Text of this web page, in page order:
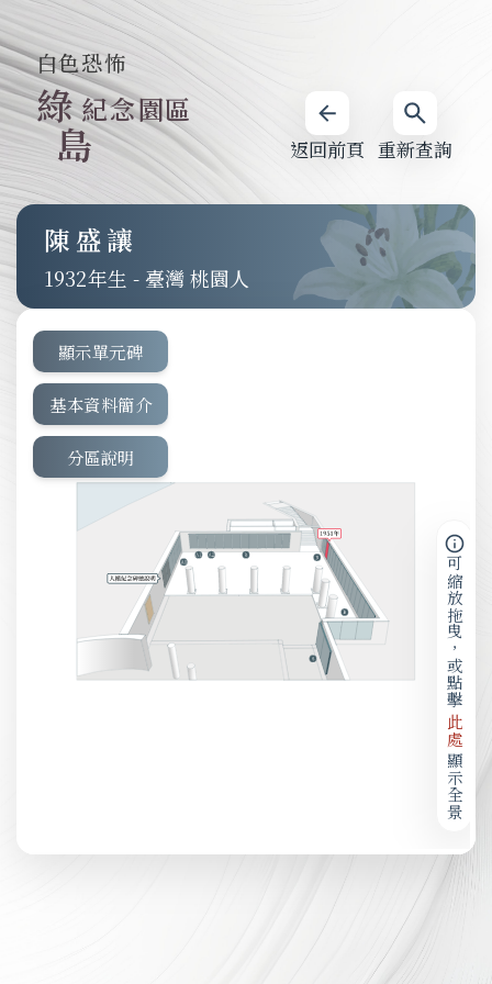
重新查詢
返回前頁
白色恐怖
綠
島
紀念園區
陳盛讓
1932 - 臺灣 桃園人
顯示單元碑
基本資料簡介
分區說明
可縮放拖曳，或點擊
此處
顯示全景